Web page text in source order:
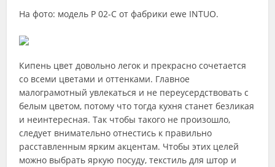
На фото: модель P 02-C от фабрики ewe INTUO.
Кипень цвет довольно легок и прекрасно сочетается
со всеми цветами и оттенками. Главное
малограмотный увлекаться и не переусердствовать с
белым цветом, потому что тогда кухня станет безликая
и неинтересная. Так чтобы такого не произошло,
следует внимательно отнестись к правильно
расставленным ярким акцентам. Чтобы этих целей
можно выбрать яркую посуду, текстиль для штор и